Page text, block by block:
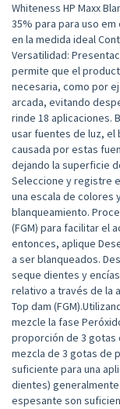
Whiteness HP Maxx
35% para para uso
en la medida ideal
Versatilidad:
permite que el
necesaria, como por
arcada, evitando
rinde 18 aplicaciones.
usar fuentes de luz, el
causada por estas
dejando la superficie
Seleccione y registre
una escala de colores
blanqueamiento.
(FGM) para facilitar el
entonces, aplique
a ser blanqueados.
seque dientes y
relativo a través de la
Top dam
mezcle la fase
proporción de 3 gotas
mezcla de 3 gotas de
suficiente para una
dientes)
espesante son